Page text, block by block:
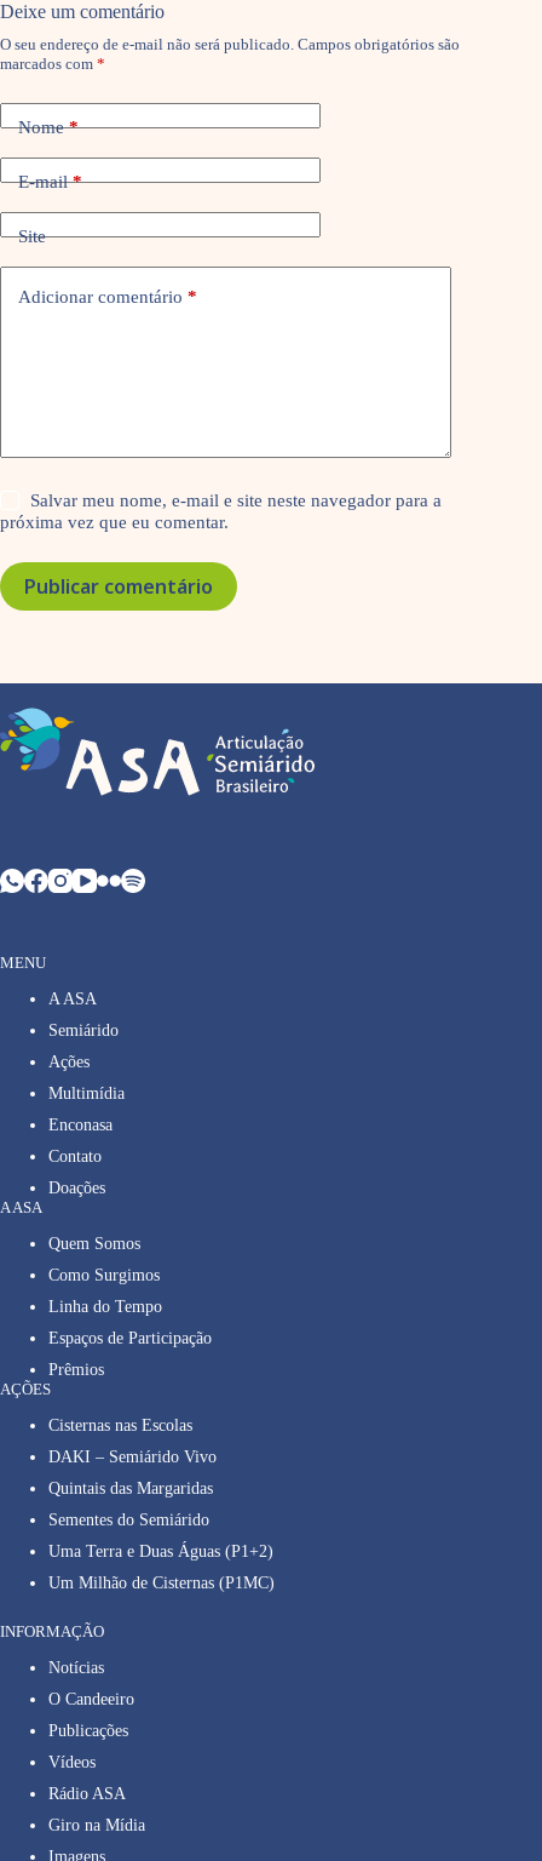
Deixe um comentário
O seu endereço de e-mail não será publicado. Campos obrigatórios são
marcados com *
Nome*
E-mail*
Site
Adicionar comentário *
Salvar meu nome, e-mail e site neste navegador para a
próxima vez que eu comentar.
Publicar comentário
MENU
A ASA
Semiárido
Ações
Multimídia
Enconasa
Contato
Doações
A ASA
Quem Somos
Como Surgimos
Linha do Tempo
Espaços de Participação
Prêmios
AÇÕES
Cisternas nas Escolas
DAKI – Semiárido Vivo
Quintais das Margaridas
Sementes do Semiárido
Uma Terra e Duas Águas (P1+2)
Um Milhão de Cisternas (P1MC)
INFORMAÇÃO
Notícias
O Candeeiro
Publicações
Vídeos
Rádio ASA
Giro na Mídia
Imagens